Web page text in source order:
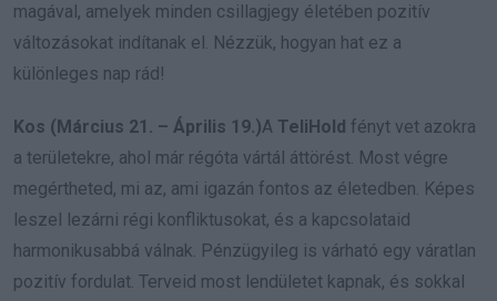
magával, amelyek minden csillagjegy életében pozitív
változásokat indítanak el. Nézzük, hogyan hat ez a
különleges nap rád!
Kos (Március 21. – Április 19.)A TeliHold fényt vet azokra
a területekre, ahol már régóta vártál áttörést. Most végre
megértheted, mi az, ami igazán fontos az életedben. Képes
leszel lezárni régi konfliktusokat, és a kapcsolataid
harmonikusabbá válnak. Pénzügyileg is várható egy váratlan
pozitív fordulat. Terveid most lendületet kapnak, és sokkal